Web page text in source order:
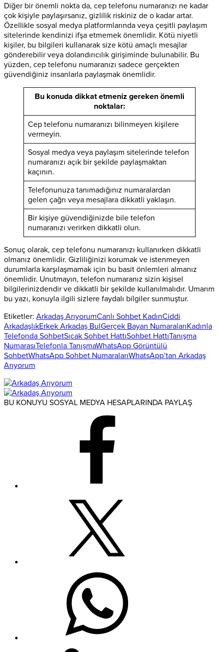
Diğer bir önemli nokta da, cep telefonu numaranızı ne kadar
çok kişiyle paylaşırsanız, gizlilik riskiniz de o kadar artar.
Özellikle sosyal medya platformlarında veya çeşitli paylaşım
sitelerinde kendinizi ifşa etmemek önemlidir. Kötü niyetli
kişiler, bu bilgileri kullanarak size kötü amaçlı mesajlar
gönderebilir veya dolandırıcılık girişiminde bulunabilir. Bu
yüzden, cep telefonu numaranızı sadece gerçekten
güvendiğiniz insanlarla paylaşmak önemlidir.
Bu konuda dikkat etmeniz gereken önemli
noktalar:
Cep telefonu numaranızı bilinmeyen kişilere
vermeyin.
Sosyal medya veya paylaşım sitelerinde telefon
numaranızı açık bir şekilde paylaşmaktan
kaçının.
Telefonunuza tanımadığınız numaralardan
gelen çağrı veya mesajlara dikkatli yaklaşın.
Bir kişiye güvendiğinizde bile telefon
numaranızı verirken dikkatli olun.
Sonuç olarak, cep telefonu numaranızı kullanırken dikkatli
olmanız önemlidir. Gizliliğinizi korumak ve istenmeyen
durumlarla karşılaşmamak için bu basit önlemleri almanız
önemlidir. Unutmayın, telefon numaranız sizin kişisel
bilgilerinizdendir ve dikkatli bir şekilde kullanılmalıdır. Umarım
bu yazı, konuyla ilgili sizlere faydalı bilgiler sunmuştur.
Etiketler: Arkadaş ArıyorumCanlı Sohbet KadınCiddi
ArkadaşlıkErkek Arkadaş BulGerçek Bayan NumaralarıKadınla
Telefonda SohbetSıcak Sohbet HattıSohbet HattıTanışma
NumarasıTelefonla TanışmaWhatsApp Görüntülü
SohbetWhatsApp Sohbet NumaralarıWhatsApp’tan Arkadaş
Arıyorum
BU KONUYU SOSYAL MEDYA HESAPLARINDA PAYLAŞ